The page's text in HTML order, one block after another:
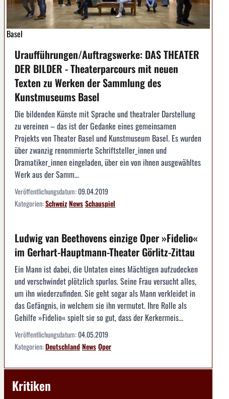
Basel
Uraufführungen/Auftragswerke: DAS THEATER
DER BILDER - Theaterparcours mit neuen
Texten zu Werken der Sammlung des
Kunstmuseums Basel
Die bildenden Künste mit Sprache und theatraler Darstellung
zu vereinen – das ist der Gedanke eines gemeinsamen
Projekts von Theater Basel und Kunstmuseum Basel. Es wurden
über zwanzig renommierte Schriftsteller_innen und
Dramatiker_innen eingeladen, über ein von ihnen ausgewähltes
Werk aus der Samm...
Veröffentlichungsdatum:09.04.2019
Kategorien:SchweizNewsSchauspiel
Ludwig van Beethovens einzige Oper »Fidelio«
im Gerhart-Hauptmann-Theater Görlitz-Zittau
Ein Mann ist dabei, die Untaten eines Mächtigen aufzudecken
und verschwindet plötzlich spurlos. Seine Frau versucht alles,
um ihn wiederzufinden. Sie geht sogar als Mann verkleidet in
das Gefängnis, in welchem sie ihn vermutet. Ihre Rolle als
Gehilfe »Fidelio« spielt sie so gut, dass der Kerkermeis...
Veröffentlichungsdatum:04.05.2019
Kategorien:DeutschlandNewsOper
Kritiken